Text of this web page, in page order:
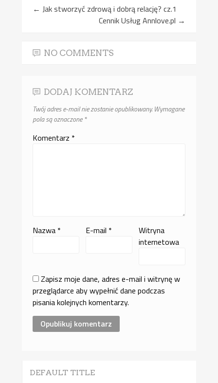
← Jak stworzyć zdrową i dobrą relację? cz.1
Cennik Usług Annlove.pl →
NO COMMENTS
DODAJ KOMENTARZ
Twój adres e-mail nie zostanie opublikowany. Wymagane
pola są oznaczone*
Komentarz *
Nazwa * E-mail *
Witryna
internetowa
Zapisz moje dane, adres e-mail i witrynę w
przeglądarce aby wypełnić dane podczas
pisania kolejnych komentarzy.
DEFAULT TITLE